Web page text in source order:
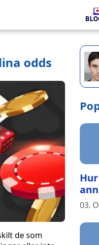
odds
de som
03.